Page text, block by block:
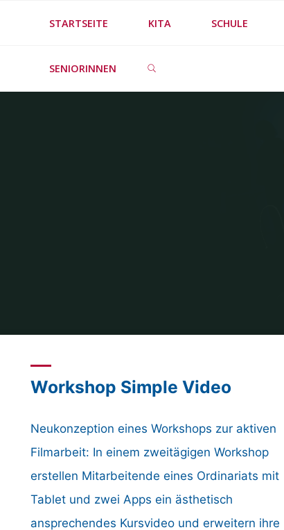
STARTSEITE KITA SCHULE
SENIORINNEN
Workshop Simple Video
Neukonzeption eines Workshops zur aktiven
Filmarbeit: In einem zweitägigen Workshop
erstellen Mitarbeitende eines Ordinariats mit
Tablet und zwei Apps ein ästhetisch
ansprechendes Kursvideo und erweitern ihre